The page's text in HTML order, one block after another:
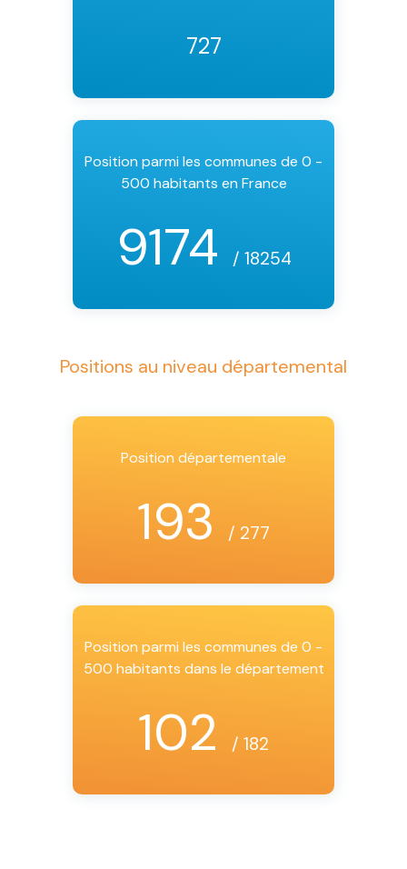
727
Position parmi les communes de 0 -
500 habitants en France
9174 / 18254
Positions au niveau départemental
Position départementale
193 / 277
Position parmi les communes de 0 -
500 habitants dans le département
102 / 182